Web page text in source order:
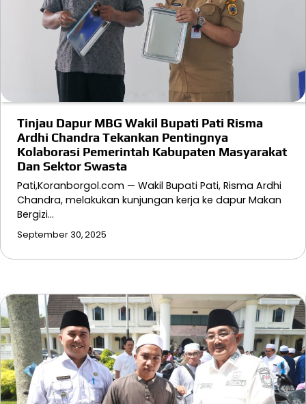
Tinjau Dapur MBG Wakil Bupati Pati Risma
Ardhi Chandra Tekankan Pentingnya
Kolaborasi Pemerintah Kabupaten Masyarakat
Dan Sektor Swasta
Pati,Koranborgol.com — Wakil Bupati Pati, Risma Ardhi
Chandra, melakukan kunjungan kerja ke dapur Makan
Bergizi…
September 30, 2025